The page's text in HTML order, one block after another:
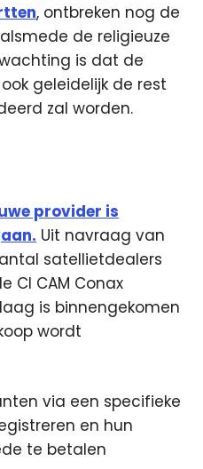
, ontbreken nog de
de religieuze
is dat de
geleidelijk de rest
zal worden.
provider is
Uit navraag van
satellietdealers
CI CAM Conax
is binnengekomen
wordt
via een specifieke
en hun
te betalen